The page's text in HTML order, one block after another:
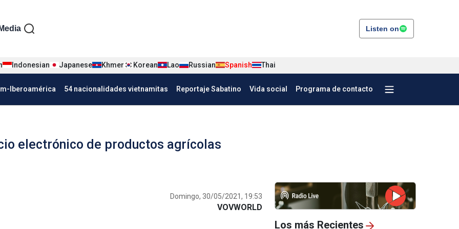
tiếng Tây ban nha
Media Listen on
Indonesian Japanese Khmer Korean Lao Russian Spanish Thai
Iberoamérica 54 nacionalidades vietnamitas Reportaje Sabatino Vida social Programa de contacto
electrónico de productos agrícolas
Domingo, 30/05/2021, 19:53
VOVWORLD
Los más Recientes